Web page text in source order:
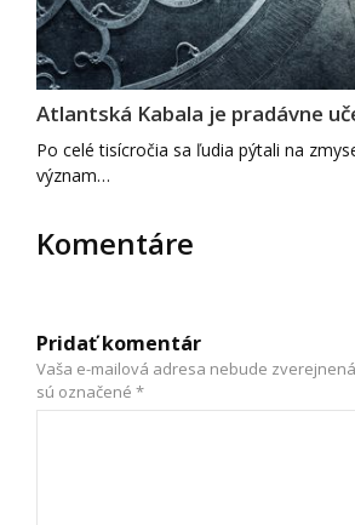
Atlantská Kabala je pradávne
Po celé tisícročia sa ľudia pýtali na
význam…
Komentáre
Pridať komentár
Vaša e-mailová adresa nebude
sú označené *